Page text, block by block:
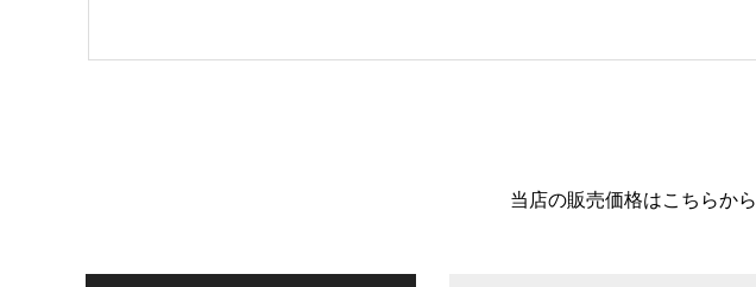
当店の販売価格はこちらから